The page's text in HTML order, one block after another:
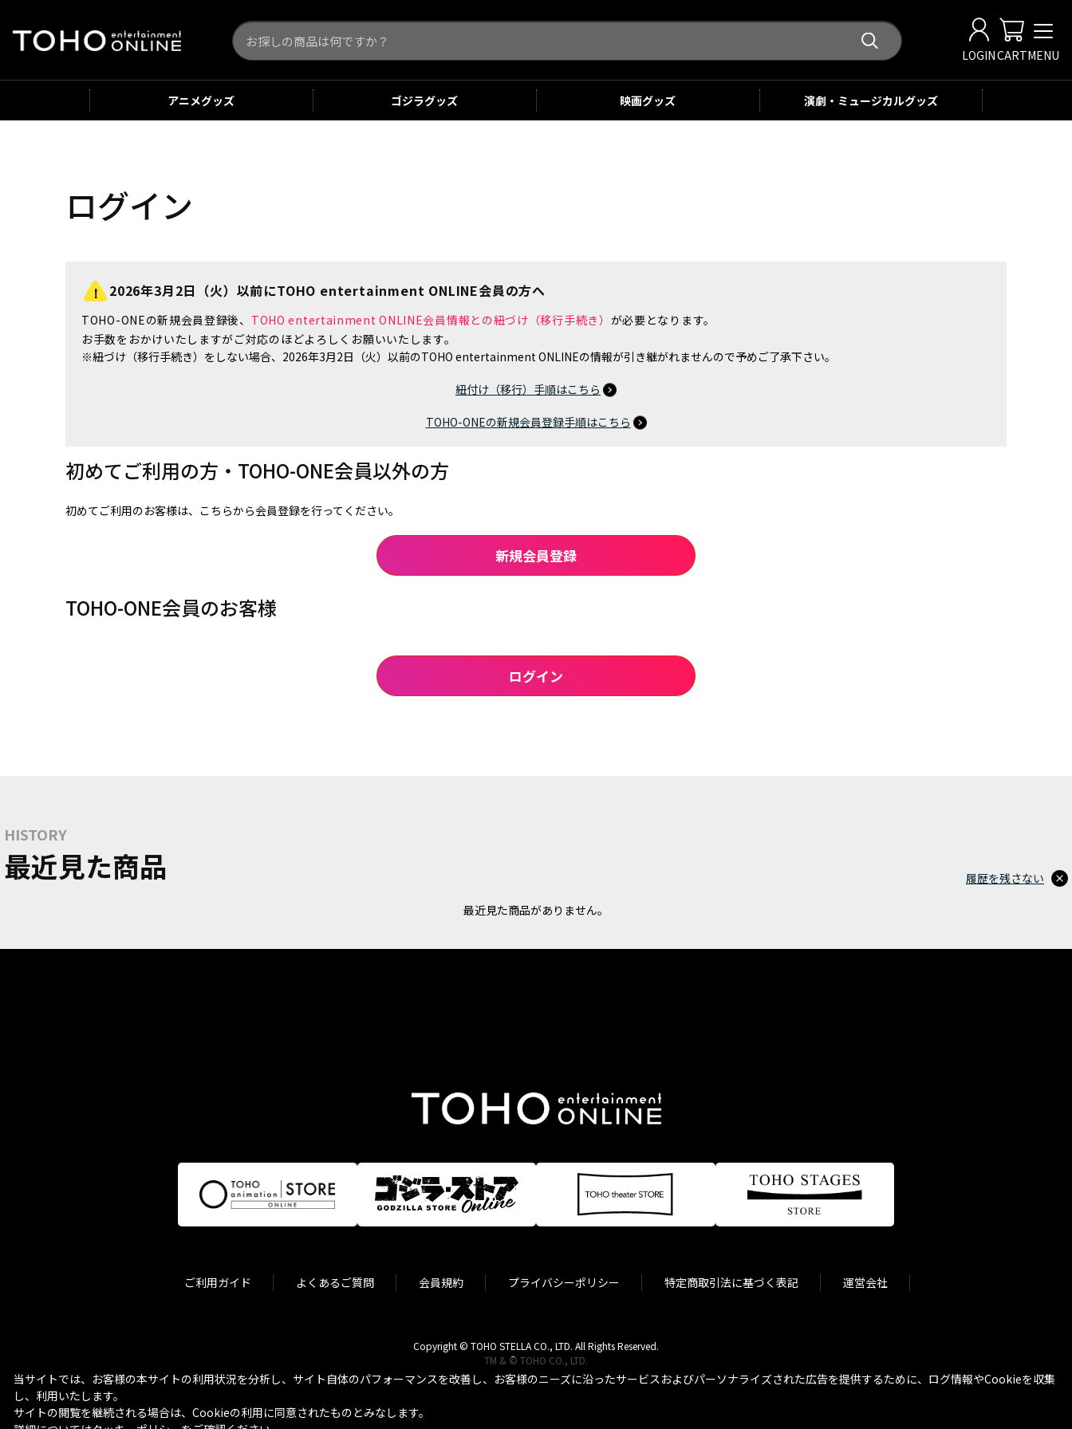
LOGINCARTMENU
アニメグッズ ゴジラグッズ 映画グッズ 演劇・ミュージカルグッズ
ログイン
2026年3月2日（火）以前にTOHO entertainment ONLINE会員の方へ
TOHO-ONEの新規会員登録後、 TOHO entertainment ONLINE会員情報との紐づけ（移行手続き） が必要となります。
お手数をおかけいたしますがご対応のほどよろしくお願いいたします。
※紐づけ（移行手続き）をしない場合、2026年3月2日（火）以前のTOHO entertainment ONLINEの情報が引き継がれませんので予めご了承下さい。
紐付け（移行）手順はこちら
TOHO-ONEの新規会員登録手順はこちら
初めてご利用の方・TOHO-ONE会員以外の方
初めてご利用のお客様は、こちらから会員登録を行ってください。
TOHO-ONE会員のお客様
HISTORY
最近見た商品
最近見た商品がありません。
履歴を残さない
ご利用ガイド よくあるご質問 会員規約 プライバシーポリシー 特定商取引法に基づく表記 運営会社
Copyright © TOHO STELLA CO., LTD. All Rights Reserved.
TM & © TOHO CO., LTD.
当サイトでは、お客様の本サイトの利用状況を分析し、サイト自体のパフォーマンスを改善し、お客様のニーズに沿ったサービスおよびパーソナライズされた広告を提供するために、ログ情報やCookieを収集
し、利用いたします。
サイトの閲覧を継続される場合は、Cookieの利用に同意されたものとみなします。